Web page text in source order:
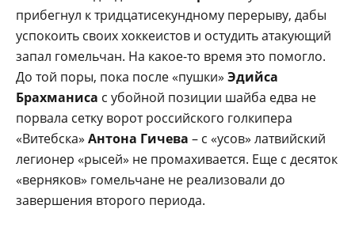
прибегнул к тридцатисекундному перерыву, дабы
успокоить своих хоккеистов и остудить атакующий
запал гомельчан. На какое-то время это помогло.
До той поры, пока после «пушки» Эдийса
Брахманиса с убойной позиции шайба едва не
порвала сетку ворот российского голкипера
«Витебска» Антона Гичева – с «усов» латвийский
легионер «рысей» не промахивается. Еще с десяток
«верняков» гомельчане не реализовали до
завершения второго периода.